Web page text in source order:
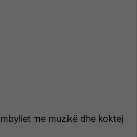
me muzikë dhe koktej